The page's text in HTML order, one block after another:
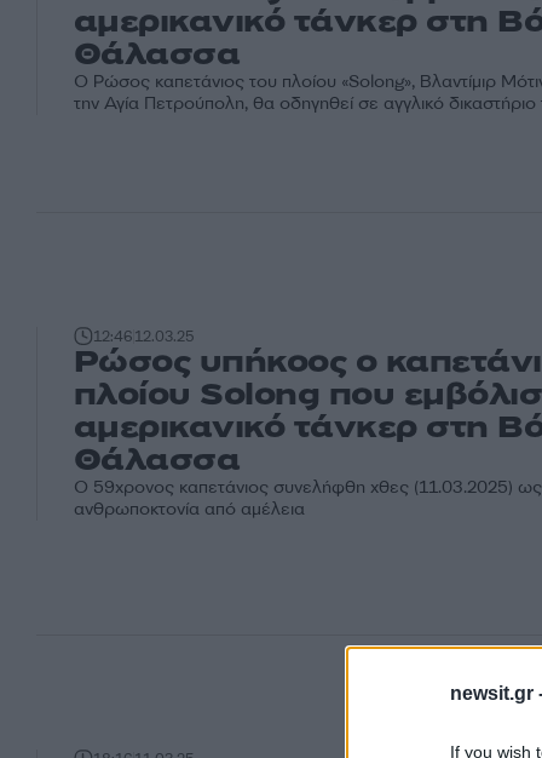
newsit.gr
If you wish
αμερικανικό τάνκερ στη
Θάλασσα
Ο Ρώσος καπετάνιος του πλοίου «Solong», Βλαντίμιρ
την Αγία Πετρούπολη, θα οδηγηθεί σε αγγλικό
12:4612.03.25
Ρώσος υπήκοος ο
πλοίου Solong που
αμερικανικό τάνκερ στη
Θάλασσα
Ο 59χρονος καπετάνιος συνελήφθη χθες (11.03.2025) ως
ανθρωποκτονία από αμέλεια